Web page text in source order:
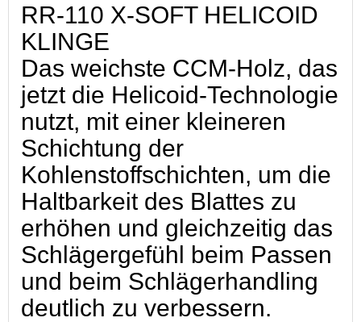
RR-110 X-SOFT HELICOID
KLINGE
Das weichste CCM-Holz, das
jetzt die Helicoid-Technologie
nutzt, mit einer kleineren
Schichtung der
Kohlenstoffschichten, um die
Haltbarkeit des Blattes zu
erhöhen und gleichzeitig das
Schlägergefühl beim Passen
und beim Schlägerhandling
deutlich zu verbessern.